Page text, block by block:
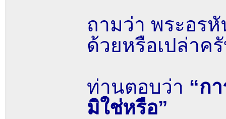
ถามว่า พระอร
ด้วยหรือเปล่าค
ท่านตอบว่า “ก
มิใช่หรือ”